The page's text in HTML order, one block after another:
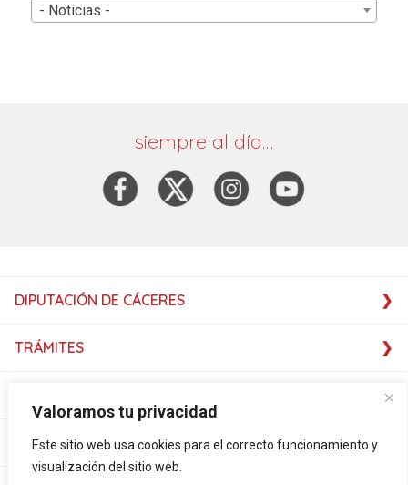
Valoramos tu privacidad
Este sitio web usa cookies para el correcto funcionamiento y
visualización del sitio web.
- Noticias -
siempre al día…
DIPUTACIÓN DE CÁCERES
TRÁMITES
SERVICIOS